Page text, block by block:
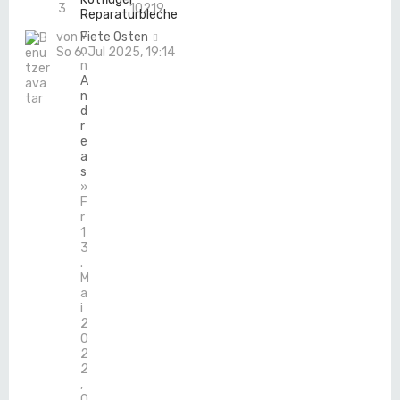
Reparaturbleche
v
o
n
A
n
d
r
e
a
s
»
F
r
1
3
.
M
a
i
2
0
2
2
,
3
10219
von Fiete Osten
So 6. Jul 2025, 19:14